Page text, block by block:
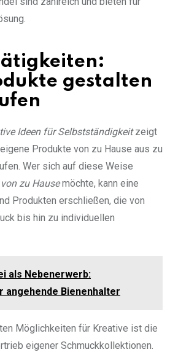
gestalten
Ideen für Selbstständigkeitzeigt
Produkte von zu Hause aus zu
Wer sich auf diese Weise
zu Hausemöchte, kann eine
Produkten erschließen, die von
bis hin zu individuellen
als Nebenerwerb:
angehende Bienenhalter
Möglichkeiten für Kreative ist die
eigener Schmuckkollektionen.